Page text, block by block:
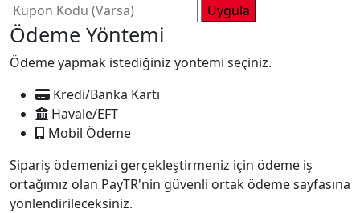
Uygula
Ödeme Yöntemi
Ödeme yapmak istediğiniz yöntemi seçiniz.
Kredi/Banka Kartı
Havale/EFT
Mobil Ödeme
Sipariş ödemenizi gerçekleştirmeniz için ödeme iş
ortağımız olan PayTR'nin güvenli ortak ödeme sayfasına
yönlendirileceksiniz.